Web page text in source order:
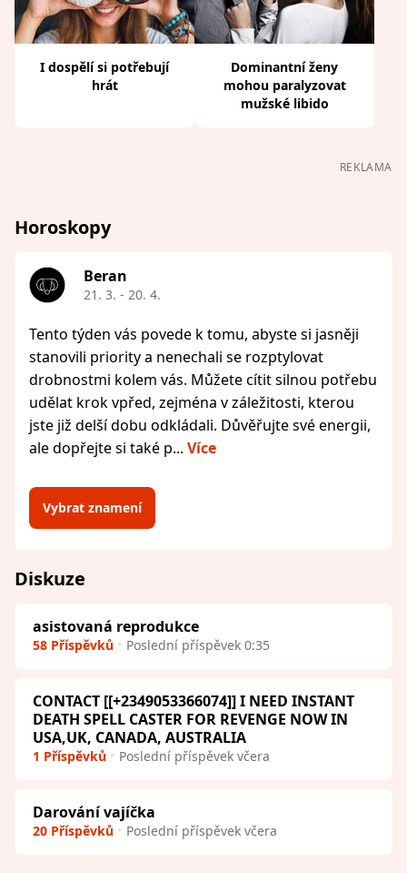
I dospělí si potřebují
hrát
Dominantní ženy
mohou paralyzovat
mužské libido
REKLAMA
Horoskopy
Beran
21. 3. - 20. 4.
Tento týden vás povede k tomu, abyste si jasněji
stanovili priority a nenechali se rozptylovat
drobnostmi kolem vás. Můžete cítit silnou potřebu
udělat krok vpřed, zejména v záležitosti, kterou
jste již delší dobu odkládali. Důvěřujte své energii,
ale dopřejte si také p... Více
Vybrat znamení
Diskuze
asistovaná reprodukce
58 Příspěvků Poslední příspěvek 0:35
CONTACT [[+2349053366074]] I NEED INSTANT
DEATH SPELL CASTER FOR REVENGE NOW IN
USA,UK, CANADA, AUSTRALIA
1 Příspěvků Poslední příspěvek včera
Darování vajíčka
20 Příspěvků Poslední příspěvek včera